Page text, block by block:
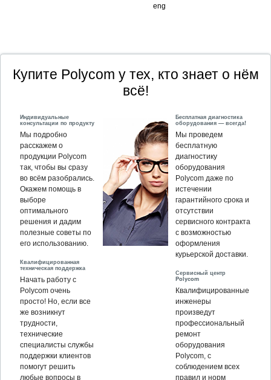
eng
Купите Polycom у тех, кто знает о нём
всё!
Индивидуальные
консультации по продукту
Мы подробно
расскажем о
продукции Polycom
так, чтобы вы сразу
во всём разобрались.
Окажем помощь в
выборе
оптимального
решения и дадим
полезные советы по
его использованию.
Квалифицированная
техническая поддержка
Начать работу с
Polycom очень
просто! Но, если все
же возникнут
трудности,
технические
специалисты службы
поддержки клиентов
помогут решить
любые вопросы в
Бесплатная диагностика
оборудования — всегда!
Мы проведем
бесплатную
диагностику
оборудования
Polycom даже по
истечении
гарантийного срока и
отсутствии
сервисного контракта
с возможностью
оформления
курьерской доставки.
Сервисный центр
Polycom
Квалифицированные
инженеры
произведут
профессиональный
ремонт
оборудования
Polycom, c
соблюдением всех
правил и норм